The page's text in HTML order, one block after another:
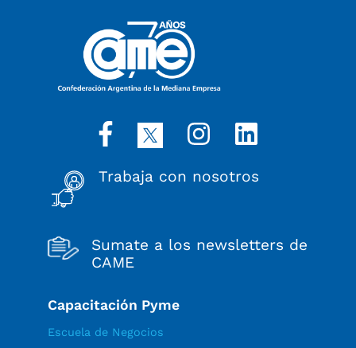
Trabaja con nosotros
Sumate a los newsletters de
CAME
Capacitación Pyme
Escuela de Negocios